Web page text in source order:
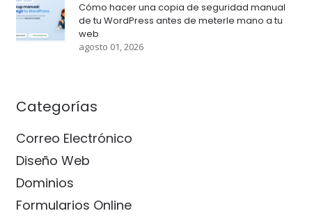
Cómo hacer una copia de seguridad manual
de tu WordPress antes de meterle mano a tu
web
agosto 01, 2026
Categorías
Correo Electrónico
Diseño Web
Dominios
Formularios Online